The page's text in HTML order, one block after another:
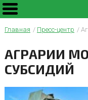
Главная Пресс-центр
АГРАРИИ
СУБСИДИЙ